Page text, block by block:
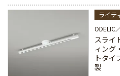
ライテ
ODELIC
スライ
ィング
トタイ
製